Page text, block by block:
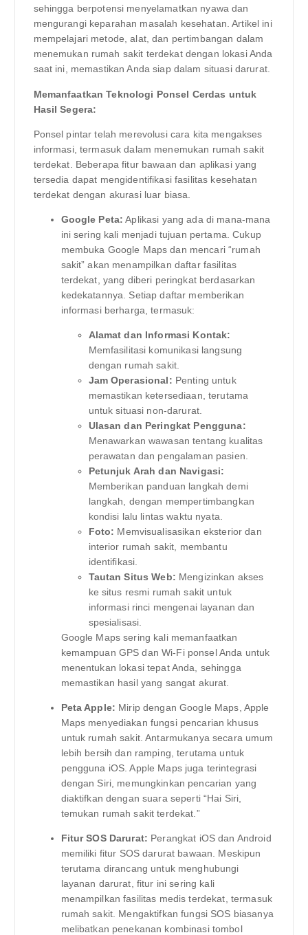
sehingga berpotensi menyelamatkan nyawa dan
mengurangi keparahan masalah kesehatan. Artikel ini
mempelajari metode, alat, dan pertimbangan dalam
menemukan rumah sakit terdekat dengan lokasi Anda
saat ini, memastikan Anda siap dalam situasi darurat.
Memanfaatkan Teknologi Ponsel Cerdas untuk
Hasil Segera:
Ponsel pintar telah merevolusi cara kita mengakses
informasi, termasuk dalam menemukan rumah sakit
terdekat. Beberapa fitur bawaan dan aplikasi yang
tersedia dapat mengidentifikasi fasilitas kesehatan
terdekat dengan akurasi luar biasa.
Google Peta: Aplikasi yang ada di mana-mana
ini sering kali menjadi tujuan pertama. Cukup
membuka Google Maps dan mencari “rumah
sakit” akan menampilkan daftar fasilitas
terdekat, yang diberi peringkat berdasarkan
kedekatannya. Setiap daftar memberikan
informasi berharga, termasuk:
Alamat dan Informasi Kontak:
Memfasilitasi komunikasi langsung
dengan rumah sakit.
Jam Operasional: Penting untuk
memastikan ketersediaan, terutama
untuk situasi non-darurat.
Ulasan dan Peringkat Pengguna:
Menawarkan wawasan tentang kualitas
perawatan dan pengalaman pasien.
Petunjuk Arah dan Navigasi:
Memberikan panduan langkah demi
langkah, dengan mempertimbangkan
kondisi lalu lintas waktu nyata.
Foto: Memvisualisasikan eksterior dan
interior rumah sakit, membantu
identifikasi.
Tautan Situs Web: Mengizinkan akses
ke situs resmi rumah sakit untuk
informasi rinci mengenai layanan dan
spesialisasi.
Google Maps sering kali memanfaatkan
kemampuan GPS dan Wi-Fi ponsel Anda untuk
menentukan lokasi tepat Anda, sehingga
memastikan hasil yang sangat akurat.
Peta Apple: Mirip dengan Google Maps, Apple
Maps menyediakan fungsi pencarian khusus
untuk rumah sakit. Antarmukanya secara umum
lebih bersih dan ramping, terutama untuk
pengguna iOS. Apple Maps juga terintegrasi
dengan Siri, memungkinkan pencarian yang
diaktifkan dengan suara seperti “Hai Siri,
temukan rumah sakit terdekat.”
Fitur SOS Darurat: Perangkat iOS dan Android
memiliki fitur SOS darurat bawaan. Meskipun
terutama dirancang untuk menghubungi
layanan darurat, fitur ini sering kali
menampilkan fasilitas medis terdekat, termasuk
rumah sakit. Mengaktifkan fungsi SOS biasanya
melibatkan penekanan kombinasi tombol